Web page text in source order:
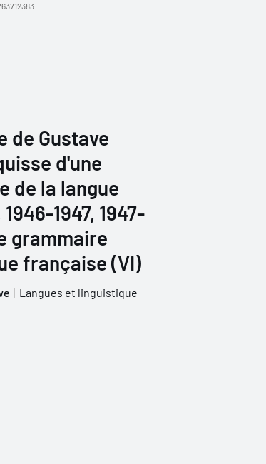
de Gustave
d'une
de la langue
1947, 1947-
grammaire
française (VI)
Langues et linguistique